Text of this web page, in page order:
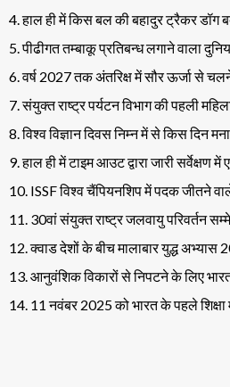
4. हाल ही में किस बल की बहादुर ट्रैकर डॉग
5. पीढीगत तम्बाकू प्रतिबन्ध लगाने वाला
6. वर्ष 2027 तक अंतरिक्ष में सौर ऊर्जा से
7. संयुक्त राष्ट्र पर्यटन विभाग की पहली
8. विश्व विज्ञान दिवस निम्न में से किस दिन
9. हाल ही में टाइम आउट द्वारा जारी
10. ISSF विश्व चैंपियनशिप में पदक जीतने
11. 30वां संयुक्त राष्ट्र जलवायु परिवर्तन
12. क्वाड देशों के बीच मालाबार युद्ध
13. आनुवंशिक विकारों से निपटने के लिए
14. 11 नवंबर 2025 को भारत के पहले